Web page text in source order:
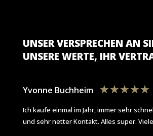
UNSER VERSPRECHEN AN
UNSERE WERTE, IHR
Yvonne Buchheim ☆☆☆☆☆
Ich kaufe einmal im Jahr, immer sehr
und sehr netter Kontakt. Alles super.